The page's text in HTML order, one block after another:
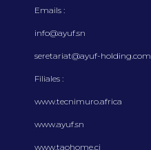
Emails :
info@ayuf.sn
seretariat@ayuf-holding.com
Filiales :
www.tecnimuro.africa
www.ayuf.sn
www.taohome.ci